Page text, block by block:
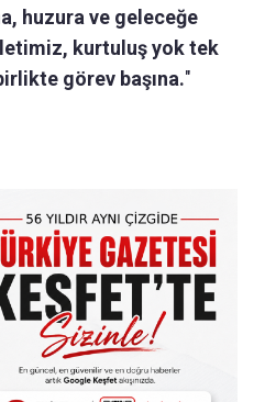
huzura ve geleceğe
kurtuluş yok tek
görev başına."